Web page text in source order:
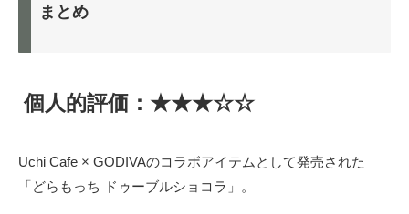
まとめ
個人的評価：★★★☆☆
Uchi Cafe × GODIVAのコラボアイテムとして発売された
「どらもっち ドゥーブルショコラ」。